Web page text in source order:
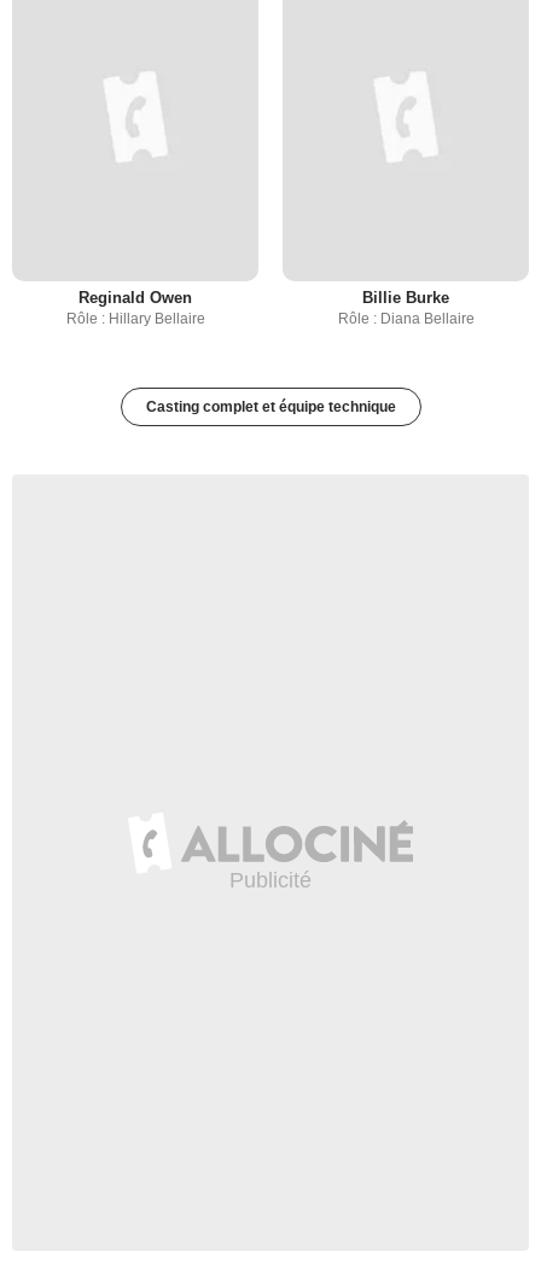
Reginald Owen
Rôle : Hillary Bellaire
Billie Burke
Rôle : Diana Bellaire
Casting complet et équipe technique